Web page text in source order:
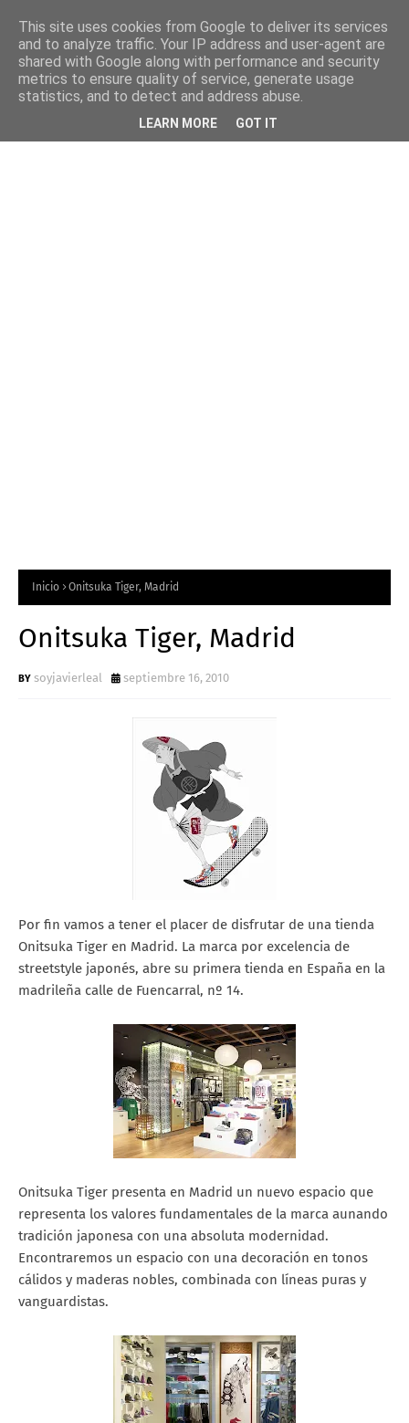
Inicio Onitsuka Tiger, Madrid
Onitsuka Tiger, Madrid
soyjavierleal septiembre 16, 2010
Por fin vamos a tener el placer de disfrutar de una tienda
Onitsuka Tiger en Madrid. La marca por excelencia de
streetstyle japonés, abre su primera tienda en España en la
madrileña calle de Fuencarral, nº 14.
Onitsuka Tiger presenta en Madrid un nuevo espacio que
representa los valores fundamentales de la marca aunando
tradición japonesa con una absoluta modernidad.
Encontraremos un espacio con una decoración en tonos
cálidos y maderas nobles, combinada con líneas puras y
vanguardistas.
This site uses cookies from Google to deliver its services
and to analyze traffic. Your IP address and user-agent are
shared with Google along with performance and security
metrics to ensure quality of service, generate usage
statistics, and to detect and address abuse.
LEARN MORE GOT IT